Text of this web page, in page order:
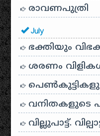
രാവണപുത്രി
July
ഭക്തിയും
ശരണം
വനിതകളുടെ
വില്ലുപാട്ട്.